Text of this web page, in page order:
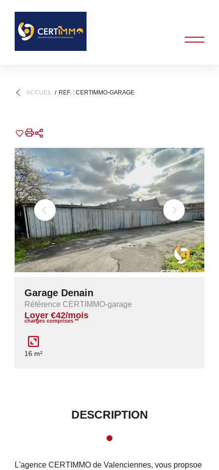
ACCUEIL REF. : CERTIMMO-GARAGE
Garage Denain
Référence CERTIMMO-garage
Loyer €42/mois
charges comprises **
16 m²
DESCRIPTION
L'agence CERTIMMO de Valenciennes, vous propsoe